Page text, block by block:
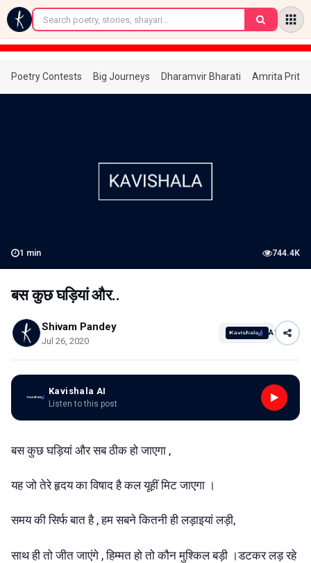
←
Poetry Contests Big Journeys Dharamvir Bharati Amrita
1 min 744.4K
बस कुछ घड़ियां और..
Shivam Pandey
Jul 26, 2020
AI
Kavishala AI
Listen to this post
बस कुछ घड़ियां और सब ठीक हो जाएगा ,
यह जो तेरे हृदय का विषाद है कल यूहीं मिट जाएगा ।
समय की सिर्फ बात है , हम सबने कितनी ही लड़ाइयां लड़ी,
साथ ही तो जीत जाएंगे , हिम्मत हो तो कौन मुश्किल बड़ी ।डटकर लड़ रहे